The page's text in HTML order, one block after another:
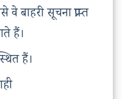
बाहरी सूचना प्राप्त
हैं।
हैं।